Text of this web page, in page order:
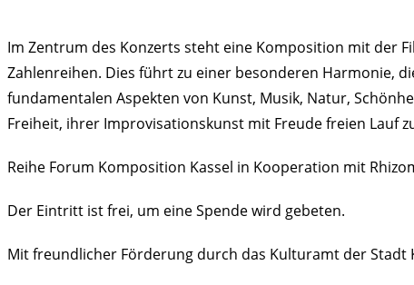
Im Zentrum des Konzerts steht eine Komposition mit der
Zahlenreihen. Dies führt zu einer besonderen Harmonie,
fundamentalen Aspekten von Kunst, Musik, Natur,
Freiheit, ihrer Improvisationskunst mit Freude freien Lauf
Reihe Forum Komposition Kassel in Kooperation mit
Der Eintritt ist frei, um eine Spende wird gebeten.
Mit freundlicher Förderung durch das Kulturamt der Stadt